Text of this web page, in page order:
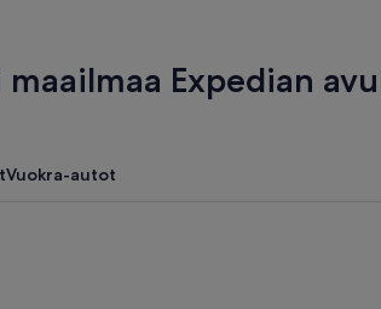
Expedian
Vuokra-autot